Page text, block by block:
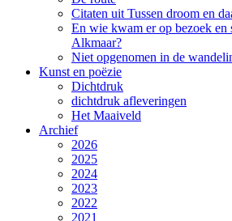
Citaten uit Tussen droom en
En wie kwam er op bezoek en
Alkmaar?
Niet opgenomen in de
Kunst en poëzie
Dichtdruk
dichtdruk afleveringen
Het Maaiveld
Archief
2026
2025
2024
2023
2022
2021